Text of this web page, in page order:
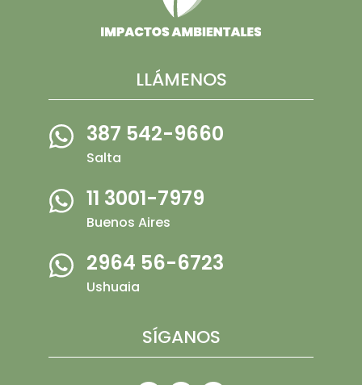
LLÁMENOS
387 542-9660
Salta
11 3001-7979
Buenos Aires
2964 56-6723
Ushuaia
SÍGANOS